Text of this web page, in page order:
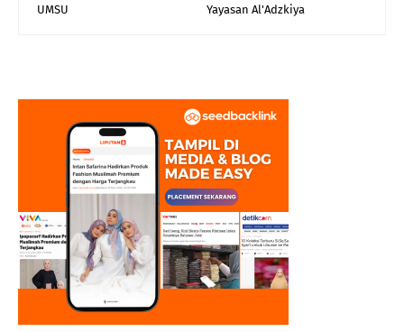
UMSU
Yayasan Al'Adzkiya